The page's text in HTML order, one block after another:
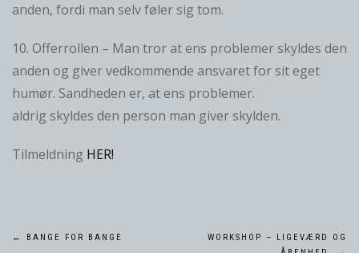
anden, fordi man selv føler sig tom.
10. Offerrollen – Man tror at ens problemer skyldes den
anden og giver vedkommende ansvaret for sit eget
humør. Sandheden er, at ens problemer.
aldrig skyldes den person man giver skylden.
Tilmeldning HER!
Indlægsnavigation
← BANGE FOR BANGE
WORKSHOP – LIGEVÆRD OG